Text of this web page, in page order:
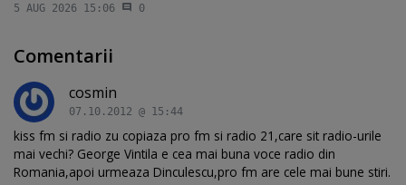
5 AUG 2026 15:06 0
Comentarii
cosmin
07.10.2012 @ 15:44
kiss fm si radio zu copiaza pro fm si radio 21,care sit radio-urile
mai vechi? George Vintila e cea mai buna voce radio din
Romania,apoi urmeaza Dinculescu,pro fm are cele mai bune stiri.